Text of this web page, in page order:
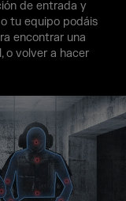
de entrada y
tu equipo podáis
encontrar una
o volver a hacer